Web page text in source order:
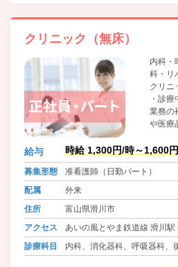
クリニック（無床）
内科・
科・リ
クリニ
・診
業務の
や医療
給与 時給 1,300円/時～1,600
募集形態
准看護師（日勤パート）
配属
外来
住所
富山県滑川市
アクセス
あいの風とやま鉄道線 滑川駅
診療科目
内科、消化器科、呼吸器科、